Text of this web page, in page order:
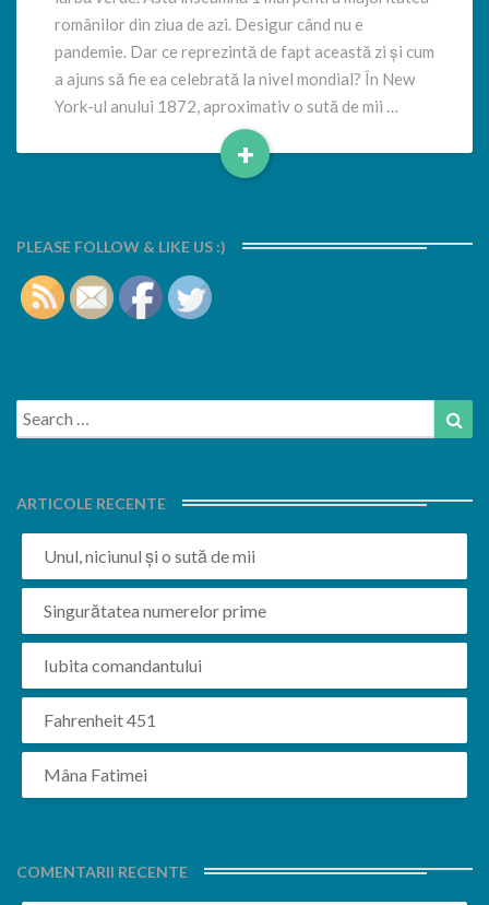
românilor din ziua de azi. Desigur când nu e
pandemie. Dar ce reprezintă de fapt această zi și cum
a ajuns să fie ea celebrată la nivel mondial? În New
York-ul anului 1872, aproximativ o sută de mii …
+
Read
PLEASE FOLLOW & LIKE US :)
Search
for:
ARTICOLE RECENTE
Unul, niciunul și o sută de mii
Singurătatea numerelor prime
Iubita comandantului
Fahrenheit 451
Mâna Fatimei
COMENTARII RECENTE